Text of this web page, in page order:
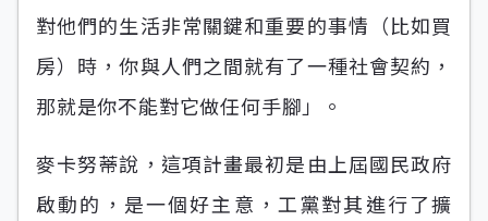
對他們的生活非常關鍵和重要的事情（比如買
房）時，你與人們之間就有了一種社會契約，
那就是你不能對它做任何手腳」。
麥卡努蒂說，這項計畫最初是由上屆國民政府
啟動的，是一個好主意，工黨對其進行了擴